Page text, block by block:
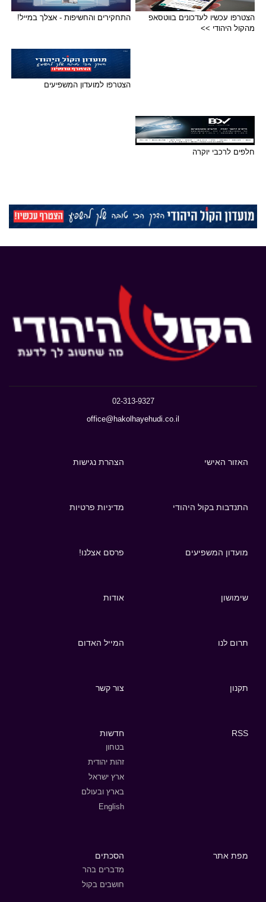
הצטרפו עכשיו לעדכונים בווטסאפ
מהקול היהודי >>
התחקירים והחשיפות - אצלך במייל!
הצטרפו למועדון המשפיעים
חלפים לרכבי יוקרה
02-313-9327
office@hakolhayehudi.co.il
האזור האישי הצהרת נגישות
התנדבות בקול היהודי מדיניות פרטיות
מועדון המשפיעים פרסם אצלנו!
שימושון אודות
תרום לנו המייל האדום
תקנון צור קשר
RSS חדשות
בטחון
זהות יהודית
ארץ ישראל
בארץ ובעולם
English
מפת אתר הסכתים
מדברים בהר
חושבים בקול